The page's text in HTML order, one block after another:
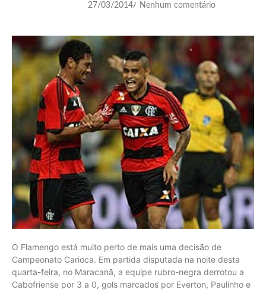
27/03/2014/ Nenhum comentário
O Flamengo está muito perto de mais uma decisão de
Campeonato Carioca. Em partida disputada na noite desta
quarta-feira, no Maracanã, a equipe rubro-negra derrotou a
Cabofriense por 3 a 0, gols marcados por Everton, Paulinho e